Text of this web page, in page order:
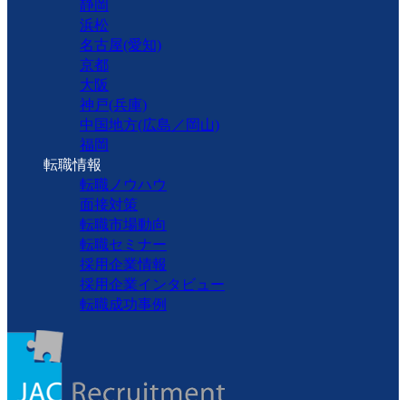
静岡
浜松
名古屋(愛知)
京都
大阪
神戸(兵庫)
中国地方(広島／岡山)
福岡
転職情報
転職ノウハウ
面接対策
転職市場動向
転職セミナー
採用企業情報
採用企業インタビュー
転職成功事例